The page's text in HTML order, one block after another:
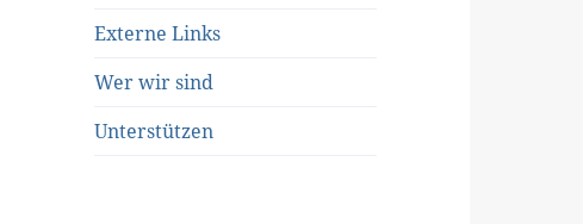
Externe Links
Wer wir sind
Unterstützen